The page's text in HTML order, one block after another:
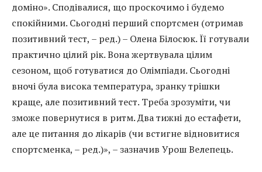
доміно». Сподівалися, що проскочимо і будемо
спокійними. Сьогодні перший спортсмен (отримав
позитивний тест, – ред.) – Олена Білосюк. Її готували
практично цілий рік. Вона жертвувала цілим
сезоном, щоб готуватися до Олімпіади. Сьогодні
вночі була висока температура, зранку трішки
краще, але позитивний тест. Треба зрозуміти, чи
зможе повернутися в ритм. Два тижні до естафети,
але це питання до лікарів (чи встигне відновитися
спортсменка, – ред.)», – зазначив Урош Велепець.